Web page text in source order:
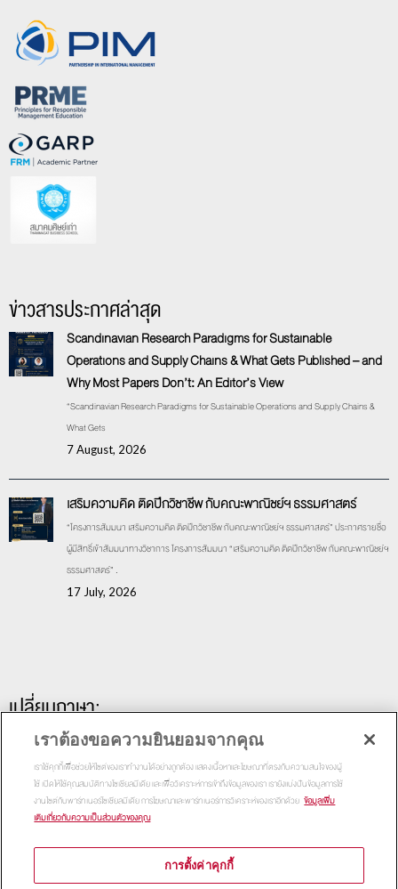
ข่าวสารประกาศล่าสุด
Scandinavian Research Paradigms for Sustainable
Operations and Supply Chains & What Gets Published – and
Why Most Papers Don’t: An Editor’s View
“Scandinavian Research Paradigms for Sustainable Operations and Supply Chains &
What Gets
7 August, 2026
เสริมความคิด ติดปีกวิชาชีพ กับคณะพาณิชย์ฯ ธรรมศาสตร์
“โครงการสัมมนา เสริมความคิด ติดปีกวิชาชีพ กับคณะพาณิชย์ฯ ธรรมศาสตร์” ประกาศรายชื่อ
ผู้มีสิทธิ์เข้าสัมมนาทางวิชาการ โครงการสัมมนา “เสริมความคิด ติดปีกวิชาชีพ กับคณะพาณิชย์ฯ
ธรรมศาสตร์” .
17 July, 2026
เปลี่ยนภาษา:
เราต้องขอความยินยอมจากคุณ
เราใช้คุกกี้เพื่อช่วยให้ไซต์ของเราทำงานได้อย่างถูกต้อง แสดงเนื้อหาและโฆษณาที่ตรงกับความสนใจของผู้
ใช้ เปิดให้ใช้คุณสมบัติทางโซเชียลมีเดีย และเพื่อวิเคราะห์การเข้าถึงข้อมูลของเรา เรายังแบ่งปันข้อมูลการใช้
งานไซต์กับพาร์ทเนอร์โซเชียลมีเดีย การโฆษณาและพาร์ทเนอร์การวิเคราะห์ของเราอีกด้วย ข้อมูลเพิ่ม
เติมเกี่ยวกับความเป็นส่วนตัวของคุณ
การตั้งค่าคุกกี้